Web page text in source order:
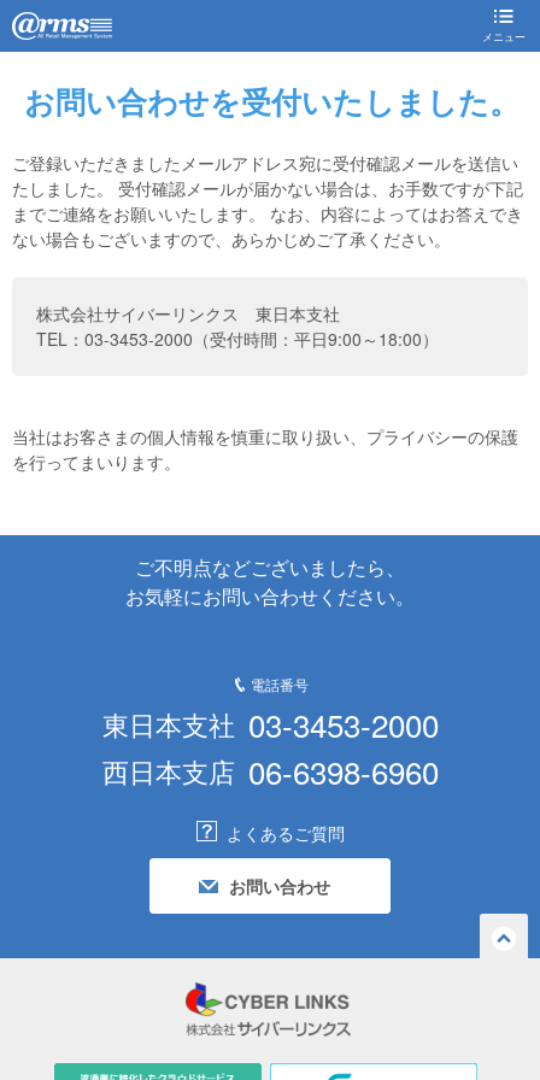
メニュー
お問い合わせを受付いたしました。
ご登録いただきましたメールアドレス宛に受付確認メールを送信い
たしました。 受付確認メールが届かない場合は、お手数ですが下記
までご連絡をお願いいたします。 なお、内容によってはお答えでき
ない場合もございますので、あらかじめご了承ください。
株式会社サイバーリンクス 東日本支社
TEL：03-3453-2000（受付時間：平日9:00～18:00）
当社はお客さまの個人情報を慎重に取り扱い、プライバシーの保護
を行ってまいります。
ご不明点などございましたら、
お気軽にお問い合わせください。
電話番号
東日本支社 03-3453-2000
西日本支店 06-6398-6960
よくあるご質問
お問い合わせ